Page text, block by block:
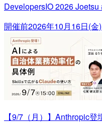
DevelopersIO 2026
開催前2026年10月16日(金
【9/7（月）】Anthropic